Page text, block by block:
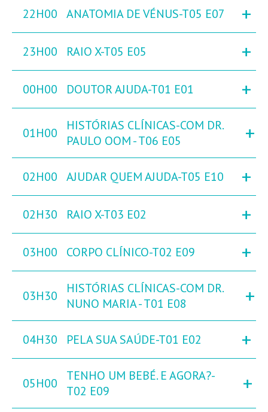
22H00 ANATOMIA DE VÉNUS-T05 E07 +
23H00 RAIO X-T05 E05 +
00H00 DOUTOR AJUDA-T01 E01 +
01H00
HISTÓRIAS CLÍNICAS-COM DR.
PAULO OOM - T06 E05
+
02H00 AJUDAR QUEM AJUDA-T05 E10 +
02H30 RAIO X-T03 E02 +
03H00 CORPO CLÍNICO-T02 E09 +
03H30
HISTÓRIAS CLÍNICAS-COM DR.
NUNO MARIA - T01 E08
+
04H30 PELA SUA SAÚDE-T01 E02 +
05H00
TENHO UM BEBÉ. E AGORA?-
T02 E09
+